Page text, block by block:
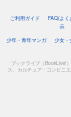
ご利用ガイド FAQ(よ
示
少年・青年マンガ
少女・
ブックライブ（BookLive!
ス、カルチュア・コンビニ